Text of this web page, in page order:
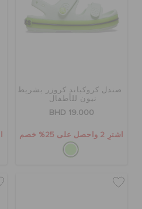
تحديد موقع المتجر
الطلبيات المرتجعة
صندل كروكباند كروزر بشريط
نيون للأطفال
BHD 19.000
اشترِ 2 واحصل على 25% خصم